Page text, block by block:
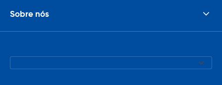
Sobre nós